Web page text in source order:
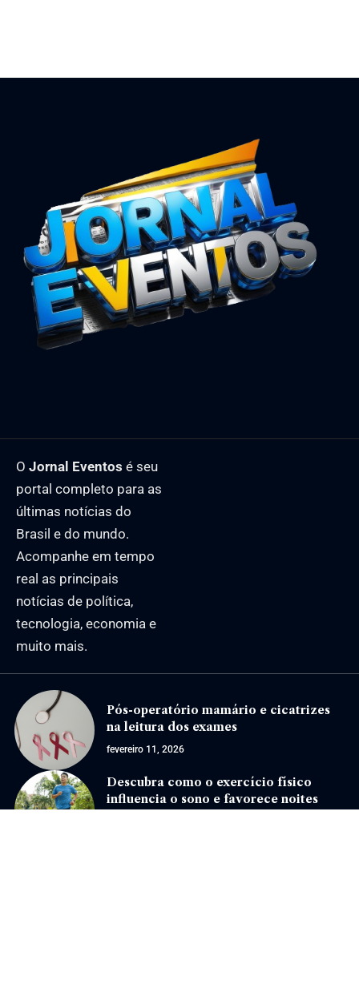
O Jornal Eventos é seu
portal completo para as
últimas notícias do
Brasil e do mundo.
Acompanhe em tempo
real as principais
notícias de política,
tecnologia, economia e
muito mais.
Pós-operatório mamário e cicatrizes
na leitura dos exames
fevereiro 11, 2026
Descubra como o exercício físico
influencia o sono e favorece noites